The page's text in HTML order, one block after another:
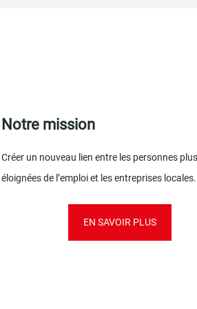
Notre mission
Créer un nouveau lien entre les personnes plus
éloignées de l’emploi et les entreprises
EN SAVOIR PLUS